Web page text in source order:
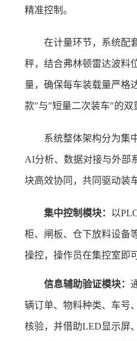
精准控制。
在计量环节，系统配
秤，结合弗林顿雷达波料
量，确保每车装载量严格
款"与"短量二次装车"的双
系统整体架构分为集
AI分析、数据对接与外部
块高效协同，共同驱动装
集中控制模块： 以
柜、闸板、仓下放料设备
操控，操作员在集控室即
信息辅助验证模块：
辆订单、物料种类、车号
核验，并借助LED显示屏